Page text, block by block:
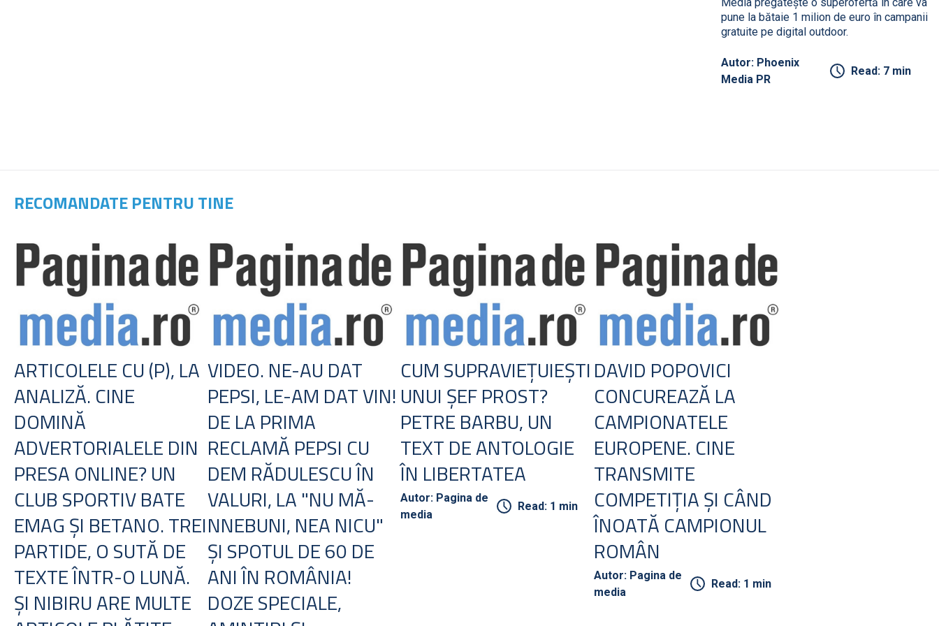
pune la bătaie 1 milion de euro în campanii
gratuite pe digital outdoor.
Autor: Phoenix
Media PR
Read: 7 min
RECOMANDATE PENTRU TINE
ARTICOLELE CU (P), LA
ANALIZĂ. CINE
DOMINĂ
ADVERTORIALELE DIN
PRESA ONLINE? UN
CLUB SPORTIV BATE
EMAG ŞI BETANO. TREI
PARTIDE, O SUTĂ DE
TEXTE ÎNTR-O LUNĂ.
ŞI NIBIRU ARE MULTE
VIDEO. NE-AU DAT
PEPSI, LE-AM DAT VIN!
DE LA PRIMA
RECLAMĂ PEPSI CU
DEM RĂDULESCU ÎN
VALURI, LA "NU MĂ-
NNEBUNI, NEA NICU"
ŞI SPOTUL DE 60 DE
ANI ÎN ROMÂNIA!
DOZE SPECIALE,
CUM SUPRAVIEŢUIEŞTI
UNUI ŞEF PROST?
PETRE BARBU, UN
TEXT DE ANTOLOGIE
ÎN LIBERTATEA
Autor: Pagina de
media
Read: 1 min
DAVID POPOVICI
CONCUREAZĂ LA
CAMPIONATELE
EUROPENE. CINE
TRANSMITE
COMPETIŢIA ŞI CÂND
ÎNOATĂ CAMPIONUL
ROMÂN
Autor: Pagina de
media
Read: 1 min